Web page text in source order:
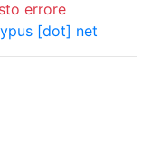
errore
[dot] net